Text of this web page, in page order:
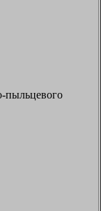
пыльцевого